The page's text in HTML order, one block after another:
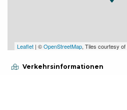
Leaflet | ©OpenStreetMap, Tiles courtesy of
Verkehrsinformationen